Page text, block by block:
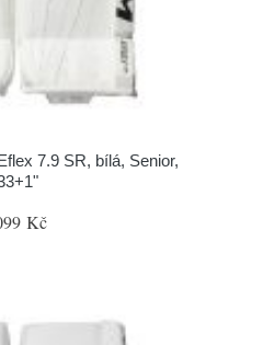
7.9 SR, bílá, Senior,
Kč